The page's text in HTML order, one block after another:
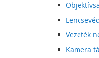
Vezeték
Kamera